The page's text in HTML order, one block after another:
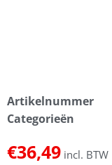
Artikelnummer
Categorieën
€36,49 incl. BTW